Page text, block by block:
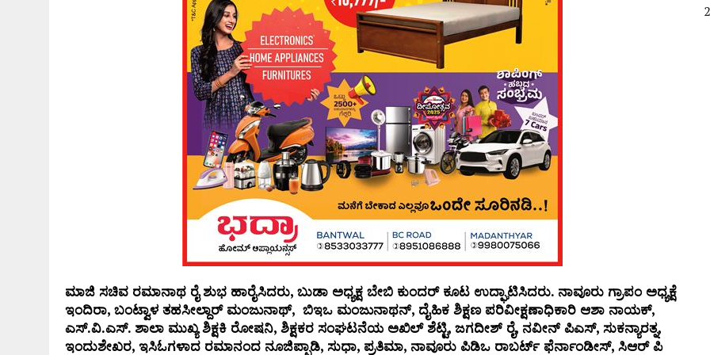
ಮಾಜಿ ಸಚಿವ ರಮಾನಾಥ ರೈ ಶುಭ ಹಾರೈಸಿದರು, ಬುಡಾ ಅಧ್ಯಕ್ಷ ಬೇಬಿ ಕುಂದರ್ ಕೂಟ ಉದ್ಘಾಟಿಸಿದರು. ನಾವೂರು ಗ್ರಾಪಂ ಅಧ್ಯಕ್ಷೆ
ಇಂದಿರಾ, ಬಂಟ್ವಾಳ ತಹಸೀಲ್ದಾರ್ ಮಂಜುನಾಥ್, ಬಿಇಒ ಮಂಜುನಾಥನ್, ದೈಹಿಕ ಶಿಕ್ಷಣ ಪರಿವೀಕ್ಷಣಾಧಿಕಾರಿ ಆಶಾ ನಾಯಕ್,
ಎಸ್.ವಿ.ಎಸ್. ಶಾಲಾ ಮುಖ್ಯ ಶಿಕ್ಷಕಿ ರೋಷನಿ, ಶಿಕ್ಷಕರ ಸಂಘಟನೆಯ ಅಖಿಲ್ ಶೆಟ್ಟಿ, ಜಗದೀಶ್ ರೈ, ನವೀನ್ ಪಿಎಸ್, ಸುಕನ್ಯಾರತ್ನ,
ಇಂದುಶೇಖರ, ಇಸಿಓಗಳಾದ ರಮಾನಂದ ನೂಜಿಪ್ಪಾಡಿ, ಸುಧಾ, ಪ್ರತಿಮಾ, ನಾವೂರು ಪಿಡಿಒ ರಾಬರ್ಟ್ ಫೆರ್ನಾಂಡೀಸ್, ಸಿಆರ್ ಪಿ